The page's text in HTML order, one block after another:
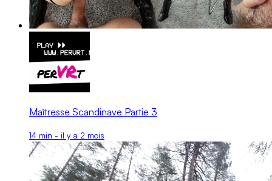
Maîtresse Scandinave Partie 3
14 min - il y a 2 mois